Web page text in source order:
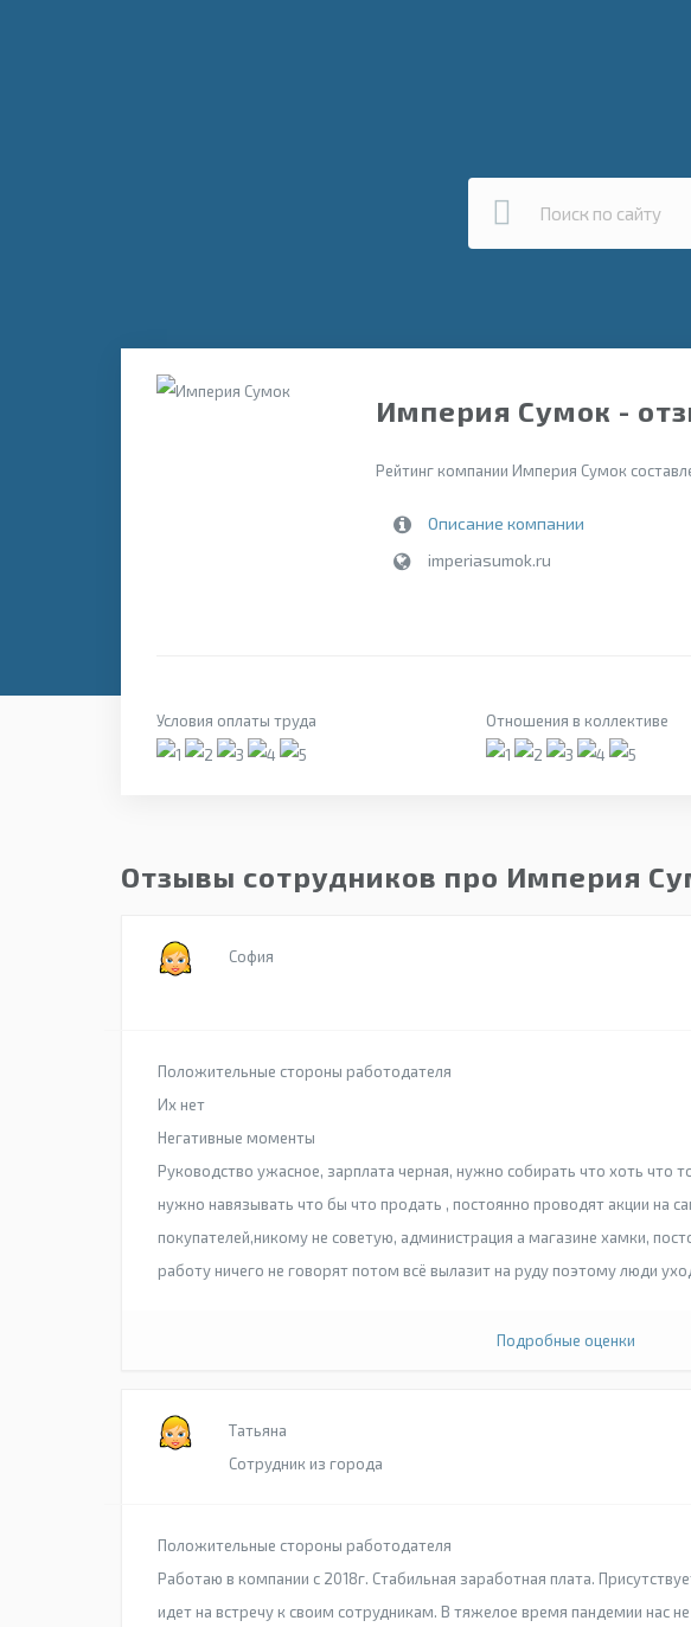
Империя Сумок -
Рейтинг компании Империя Сумок
Описание компании
imperiasumok.ru
Условия оплаты труда Отношения в коллективе
Отзывы сотрудников про Империя
София
Положительные стороны работодателя
Их нет
Негативные моменты
Руководство ужасное, зарплата черная, нужно собирать что хоть что
нужно навязывать что бы что продать , постоянно проводят акции на
покупателей,никому не советую, администрация а магазине хамки,
работу ничего не говорят потом всё вылазит на руду поэтому люди
Подробные оценки
Татьяна
Сотрудник из города
Положительные стороны работодателя
Работаю в компании с 2018г. Стабильная заработная плата.
идет на встречу к своим сотрудникам. В тяжелое время пандемии нас